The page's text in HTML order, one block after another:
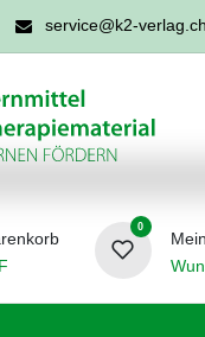
service@k2-verlag.ch
0